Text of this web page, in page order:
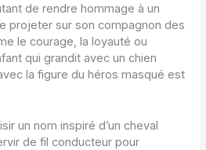
de rendre hommage à un
projeter sur son compagnon des
le courage, la loyauté ou
qui grandit avec un chien
la figure du héros masqué est
un nom inspiré d’un cheval
de fil conducteur pour